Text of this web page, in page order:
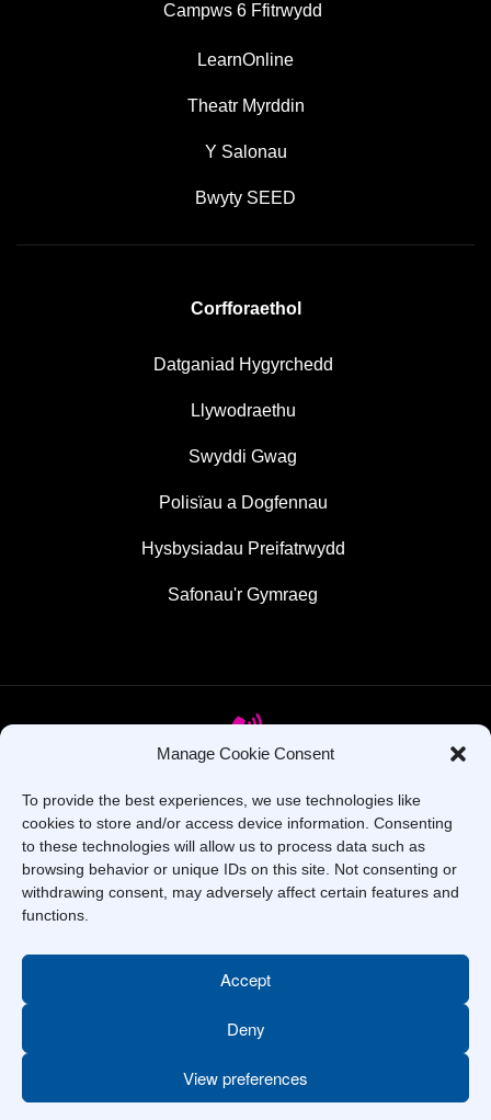
Manage Cookie Consent
To provide the best experiences, we use technologies like
cookies to store and/or access device information. Consenting
to these technologies will allow us to process data such as
browsing behavior or unique IDs on this site. Not consenting or
withdrawing consent, may adversely affect certain features and
functions.
Accept
Deny
View preferences
Campws 6 Ffitrwydd
LearnOnline
Theatr Myrddin
Y Salonau
Bwyty SEED
Corfforaethol
Datganiad Hygyrchedd
Llywodraethu
Swyddi Gwag
Polisïau a Dogfennau
Hysbysiadau Preifatrwydd
Safonau'r Gymraeg
Oes gennych chi gwestiynau? Ffoniwch ni!
+44 1437 753 000
Hawlfraint © 2025 – . Cedwir Pob Hawl.